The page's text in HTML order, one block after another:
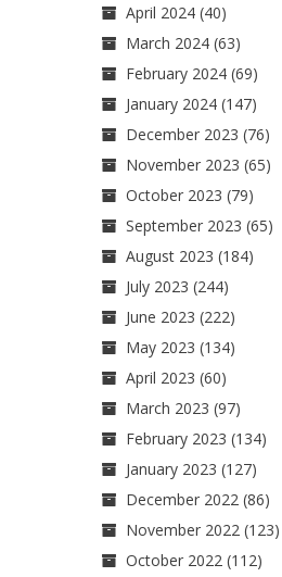
April 2024(40)
March 2024(63)
February 2024(69)
January 2024(147)
December 2023 (76)
November 2023 (65)
October 2023 (79)
September 2023 (65)
August 2023 (184)
July 2023 (244)
June 2023 (222)
May 2023 (134)
April 2023 (60)
March 2023 (97)
February 2023 (134)
January 2023 (127)
December 2022(86)
November 2022(123)
October 2022(112)